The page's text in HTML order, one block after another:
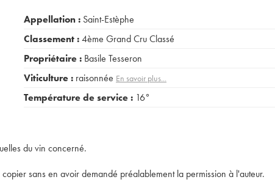
Appellation : Saint-Estèphe
Classement :4ème Grand Cru Classé
Propriétaire : Basile Tesseron
Viticulture : raisonnée En savoir plus...
Température de service : 16°
du vin concerné.
sans en avoir demandé préalablement la permission à l'auteur.